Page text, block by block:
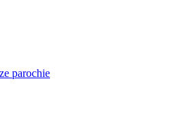
parochie